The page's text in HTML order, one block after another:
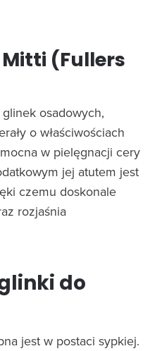
(Fullers
osadowych,
o właściwościach
w pielęgnacji cery
jej atutem jest
czemu doskonale
rozjaśnia
do
jest w postaci sypkiej.